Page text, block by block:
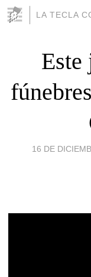
LA TECLA
Este
16 DE